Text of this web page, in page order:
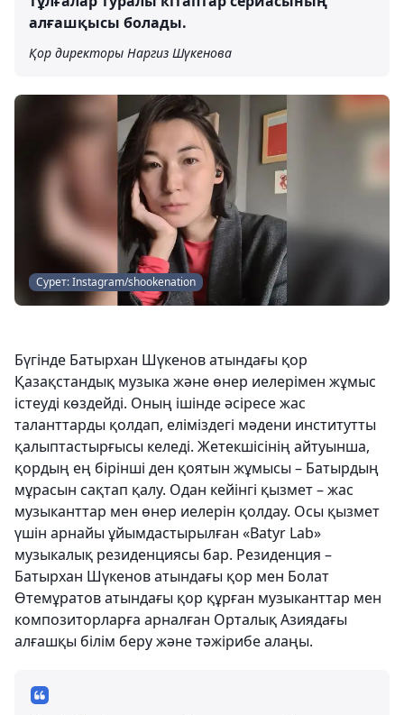
алғашқысы болады.
Қор директоры Наргиз Шүкенова
Сурет: Instagram/shookenation
Бүгінде Батырхан Шүкенов атындағы қор
Қазақстандық музыка және өнер иелерімен жұмыс
істеуді көздейді. Оның ішінде әсіресе жас
таланттарды қолдап, еліміздегі мәдени институтты
қалыптастырғысы келеді. Жетекшісінің айтуынша,
қордың ең бірінші ден қоятын жұмысы – Батырдың
мұрасын сақтап қалу. Одан кейінгі қызмет – жас
музыканттар мен өнер иелерін қолдау. Осы қызмет
үшін арнайы ұйымдастырылған «Batyr Lab»
музыкалық резиденциясы бар. Резиденция –
Батырхан Шүкенов атындағы қор мен Болат
Өтемұратов атындағы қор құрған музыканттар мен
композиторларға арналған Орталық Азиядағы
алғашқы білім беру және тәжірибе алаңы.